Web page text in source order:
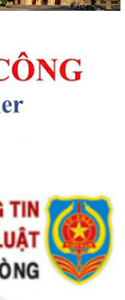
lệ giữa năm 2026)
cơ quan nhà nước
Phường Lê Ích